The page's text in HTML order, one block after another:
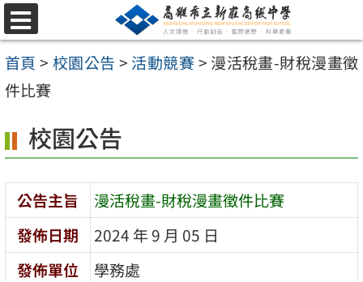
跳
至
主
要
容
區
選
單
首頁 > 校園公告 > 活動競賽 > 漫活稅畫-財稅漫畫徵
件比賽
校園公告
公告主旨
漫活稅畫-財稅漫畫徵件比賽
發佈日期
2024 年 9 月 05 日
發佈單位
學務處